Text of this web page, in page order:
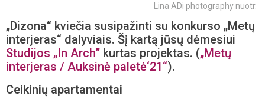
Lina ADi photography nuotr.
„Dizona“ kviečia susipažinti su konkurso „Metų
interjeras“ dalyviais. Šį kartą jūsų dėmesiui
Studijos „In Arch” kurtas projektas. („Metų
interjeras / Auksinė paletė‘21“).
Ceikinių apartamentai